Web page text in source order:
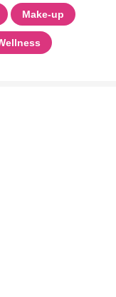
Make-up